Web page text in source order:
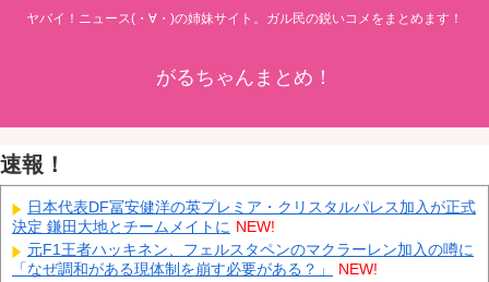
ヤバイ！ニュース(・∀・)の姉妹サイト。ガル民の鋭いコメをまとめます！
がるちゃんまとめ！
速報！
日本代表DF冨安健洋の英プレミア・クリスタルパレス加入が正式
決定 鎌田大地とチームメイトに NEW!
元F1王者ハッキネン、フェルスタペンのマクラーレン加入の噂に
「なぜ調和がある現体制を崩す必要がある？」
NEW!